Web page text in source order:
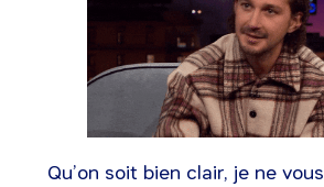
Qu’on soit bien clair, je ne vous